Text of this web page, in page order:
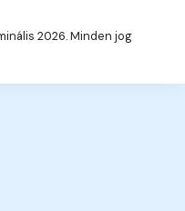
2026. Minden jog